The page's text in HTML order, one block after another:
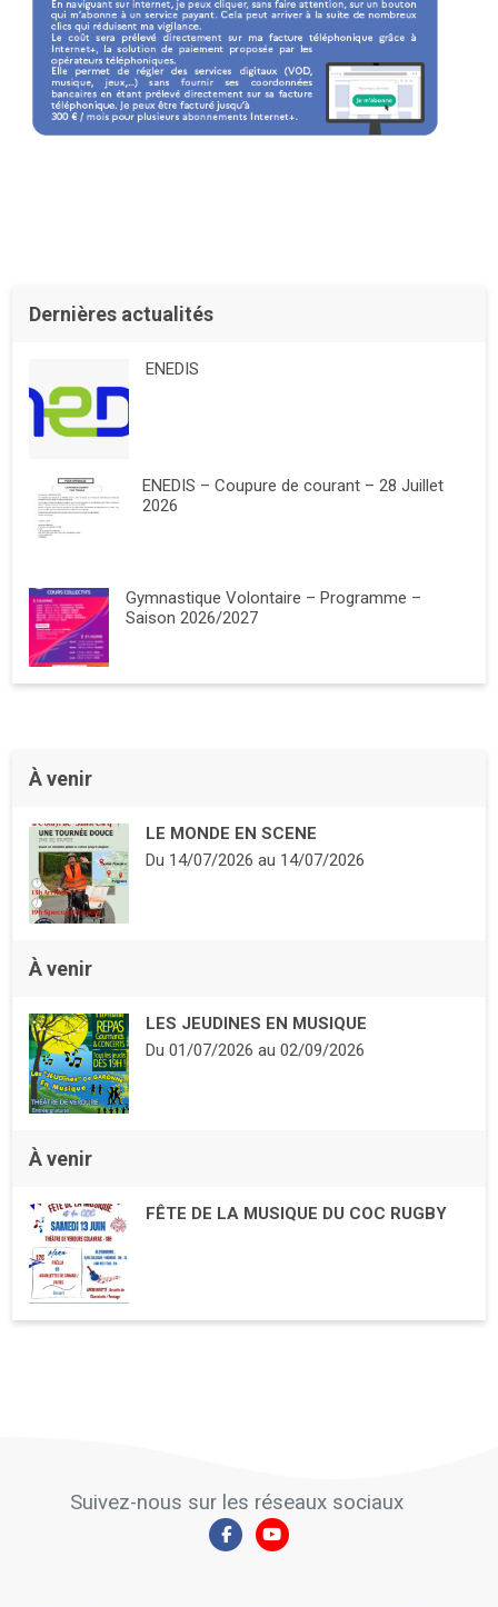
Dernières actualités
ENEDIS
ENEDIS – Coupure de courant – 28 Juillet
2026
Gymnastique Volontaire – Programme –
Saison 2026/2027
À venir
LE MONDE EN SCENE
Du 14/07/2026au 14/07/2026
À venir
LES JEUDINES EN MUSIQUE
Du 01/07/2026au 02/09/2026
À venir
FÊTE DE LA MUSIQUE DU COC RUGBY
Suivez-nous sur les réseaux sociaux